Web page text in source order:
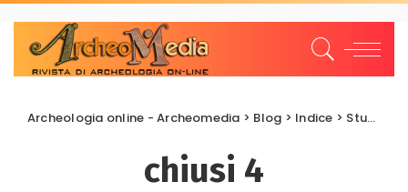
Archeologia online - Archeomedia > Blog > Indice > Studi e Ricerche
chiusi 4